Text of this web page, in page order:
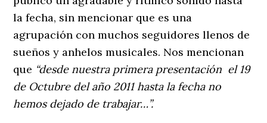
la fecha, sin mencionar que es una
agrupación con muchos seguidores llenos de
sueños y anhelos musicales. Nos mencionan
que “desde nuestra primera presentación el 19
de Octubre del año 2011 hasta la fecha no
hemos dejado de trabajar…”.